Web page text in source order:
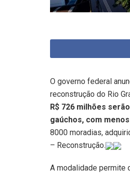
O governo federal
reconstrução do Rio
R$ 726 milhões
gaúchos, com
8000 moradias,
– Reconstrução.
A modalidade permite